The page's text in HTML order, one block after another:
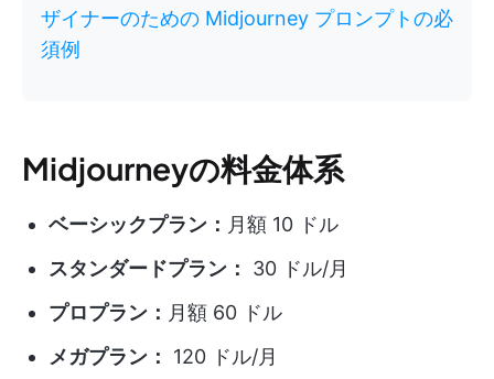
ザイナーのための Midjourney プロンプトの必
須例
Midjourneyの料金体系
ベーシックプラン： 月額 10 ドル
スタンダードプラン：
30 ドル/月
プロプラン： 月額 60 ドル
メガプラン：
120 ドル/月